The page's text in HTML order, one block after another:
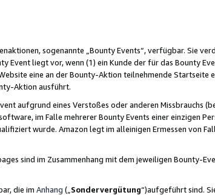
sogenannte „Bounty Events“, verfügbar. Sie
Event liegt vor, wenn (1) ein Kunde der für das Bounty
eine an der Bounty-Aktion teilnehmende
Aktion ausführt.
aufgrund eines Verstoßes oder anderen Missbrauchs
im Falle mehrerer Bounty Events einer einzigen
wurde. Amazon legt im alleinigen Ermessen von
sind im Zusammenhang mit dem jeweiligen Bounty-
die im Anhang („ Sondervergütung“)aufgeführt sind.